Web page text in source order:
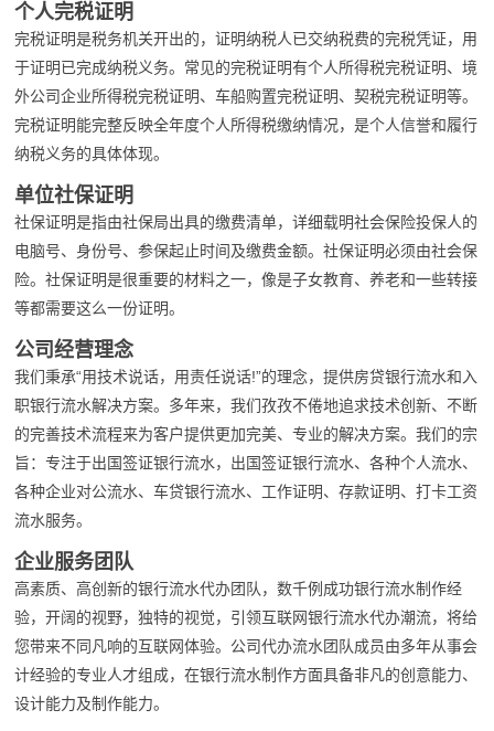
个人完税证明
完税证明是税务机关开出的，证明纳税人已交纳税费的完税凭证，用
于证明已完成纳税义务。常见的完税证明有个人所得税完税证明、境
外公司企业所得税完税证明、车船购置完税证明、契税完税证明等。
完税证明能完整反映全年度个人所得税缴纳情况，是个人信誉和履行
纳税义务的具体体现。
单位社保证明
社保证明是指由社保局出具的缴费清单，详细载明社会保险投保人的
电脑号、身份号、参保起止时间及缴费金额。社保证明必须由社会保
险。社保证明是很重要的材料之一，像是子女教育、养老和一些转接
等都需要这么一份证明。
公司经营理念
我们秉承“用技术说话，用责任说话!”的理念，提供房贷银行流水和入
职银行流水解决方案。多年来，我们孜孜不倦地追求技术创新、不断
的完善技术流程来为客户提供更加完美、专业的解决方案。我们的宗
旨：专注于出国签证银行流水，出国签证银行流水、各种个人流水、
各种企业对公流水、车贷银行流水、工作证明、存款证明、打卡工资
流水服务。
企业服务团队
高素质、高创新的银行流水代办团队，数千例成功银行流水制作经
验，开阔的视野，独特的视觉，引领互联网银行流水代办潮流，将给
您带来不同凡响的互联网体验。公司代办流水团队成员由多年从事会
计经验的专业人才组成，在银行流水制作方面具备非凡的创意能力、
设计能力及制作能力。